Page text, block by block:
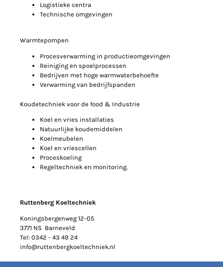
Logistieke centra
Technische omgevingen
Warmtepompen
Procesverwarming in productieomgevingen
Reiniging en spoelprocessen
Bedrijven met hoge warmwaterbehoefte
Verwarming van bedrijfspanden
Koudetechniek voor de food & Industrie
Koel en vries installaties
Natuurlijke koudemiddelen
Koelmeubelen
Koel en vriescellen
Proceskoeling
Regeltechniek en monitoring.
Ruttenberg Koeltechniek
Koningsbergenweg 12-05
3771 NS Barneveld
Tel: 0342 - 43 49 24
info@ruttenbergkoeltechniek.nl